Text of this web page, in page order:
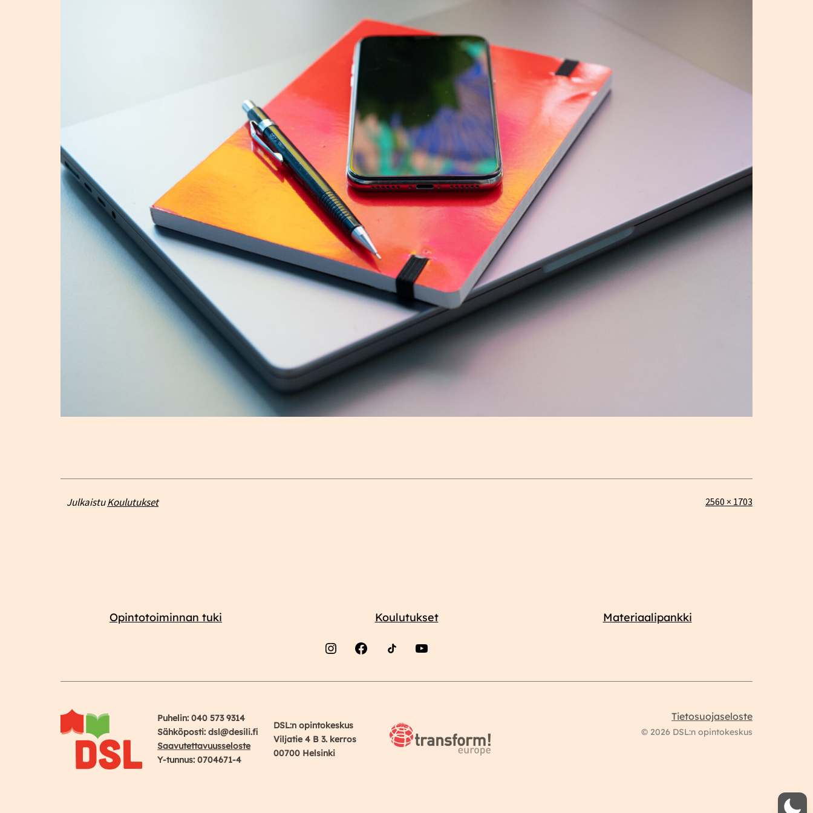
JulkaistuKoulutukset Täysikokoinen
2560 × 1703
Opintotoiminnan tuki Koulutukset Materiaalipankki
Puhelin: 040 573 9314
Sähköposti: dsl@desili.fi
Saavutettavuusseloste
Y-tunnus: 0704671-4
DSL:n opintokeskus
Viljatie 4 B 3. kerros
00700 Helsinki
© 2026 DSL:n opintokeskus
Tietosuojaseloste